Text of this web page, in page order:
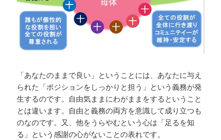
「あなたのままで良い」ということには、あなたに与え
られた「ポジションをしっかりと担う」という義務が発
生するのです。自由気ままにわがままをするということ
とは違います。自由と義務の両方を意識して成り立つも
のなのです。又、他をうらやむという心は「足るを知
る」という感謝の心がないことの表れです。